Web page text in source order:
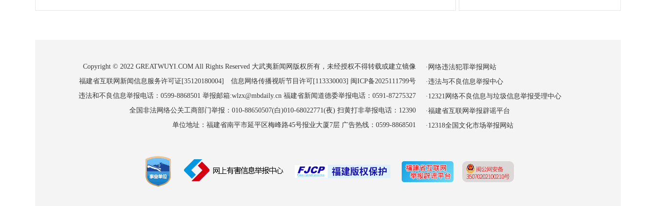
Copyright © 2022 GREATWUYI.COM All Rights Reserved 大武夷新闻网版权所有，未经授权不得转载或建立镜像
福建省互联网新闻信息服务许可证[35120180004] 信息网络传播视听节目许可[113330003] 闽ICP备2025111799号
违法和不良信息举报电话：0599-8868501 举报邮箱:wlzx@mbdaily.cn 福建省新闻道德委举报电话：0591-87275327
全国非法网络公关工商部门举报：010-88650507(白)010-68022771(夜) 扫黄打非举报电话：12390
单位地址：福建省南平市延平区梅峰路45号报业大厦7层 广告热线：0599-8868501
·网络违法犯罪举报网站
·违法与不良信息举报中心
·12321网络不良信息与垃圾信息举报受理中心
·福建省互联网举报辟谣平台
·12318全国文化市场举报网站